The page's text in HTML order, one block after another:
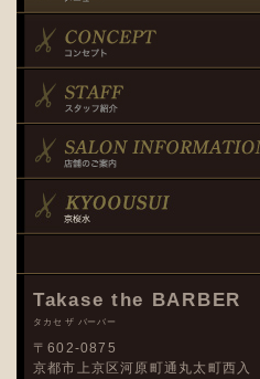
Takase the BARBER
タカセ ザ バーバー
〒602-0875
京都市上京区河原町通丸太町西入